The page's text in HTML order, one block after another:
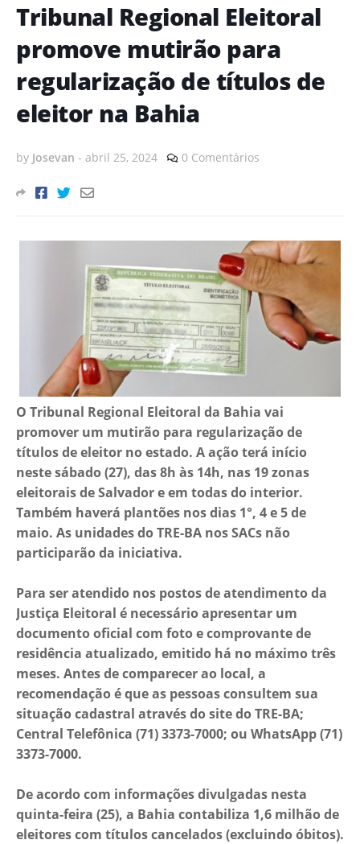
Tribunal Regional Eleitoral
promove mutirão para
regularização de títulos de
eleitor na Bahia
by Josevan - abril 25, 2024 0 Comentários
O Tribunal Regional Eleitoral da Bahia vai
promover um mutirão para regularização de
títulos de eleitor no estado. A ação terá início
neste sábado (27), das 8h às 14h, nas 19 zonas
eleitorais de Salvador e em todas do interior.
Também haverá plantões nos dias 1°, 4 e 5 de
maio. As unidades do TRE-BA nos SACs não
participarão da iniciativa.
Para ser atendido nos postos de atendimento da
Justiça Eleitoral é necessário apresentar um
documento oficial com foto e comprovante de
residência atualizado, emitido há no máximo três
meses. Antes de comparecer ao local, a
recomendação é que as pessoas consultem sua
situação cadastral através do site do TRE-BA;
Central Telefônica (71) 3373-7000; ou WhatsApp (71)
3373-7000.
De acordo com informações divulgadas nesta
quinta-feira (25), a Bahia contabiliza 1,6 milhão de
eleitores com títulos cancelados (excluindo óbitos).